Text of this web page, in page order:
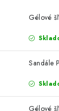
Gélové
Sandále
Gélové